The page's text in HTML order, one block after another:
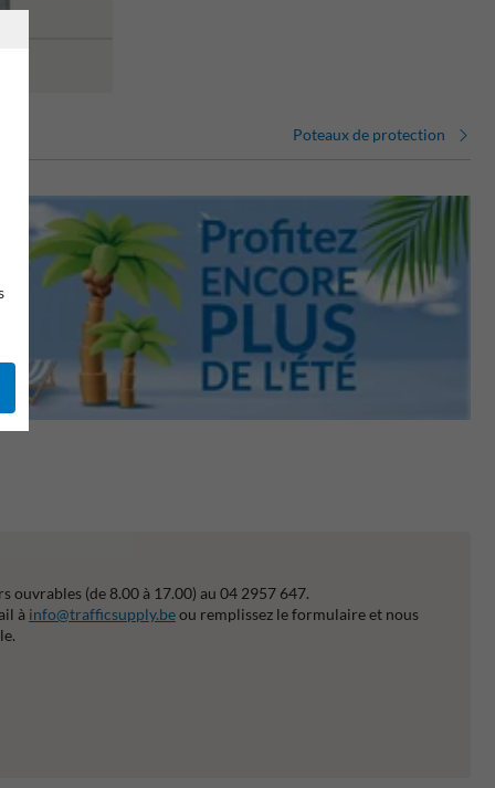
Poteaux de protection
ouvrables (de 8.00 à 17.00) au 04 2957 647.
à info@trafficsupply.beou remplissez le formulaire et nous